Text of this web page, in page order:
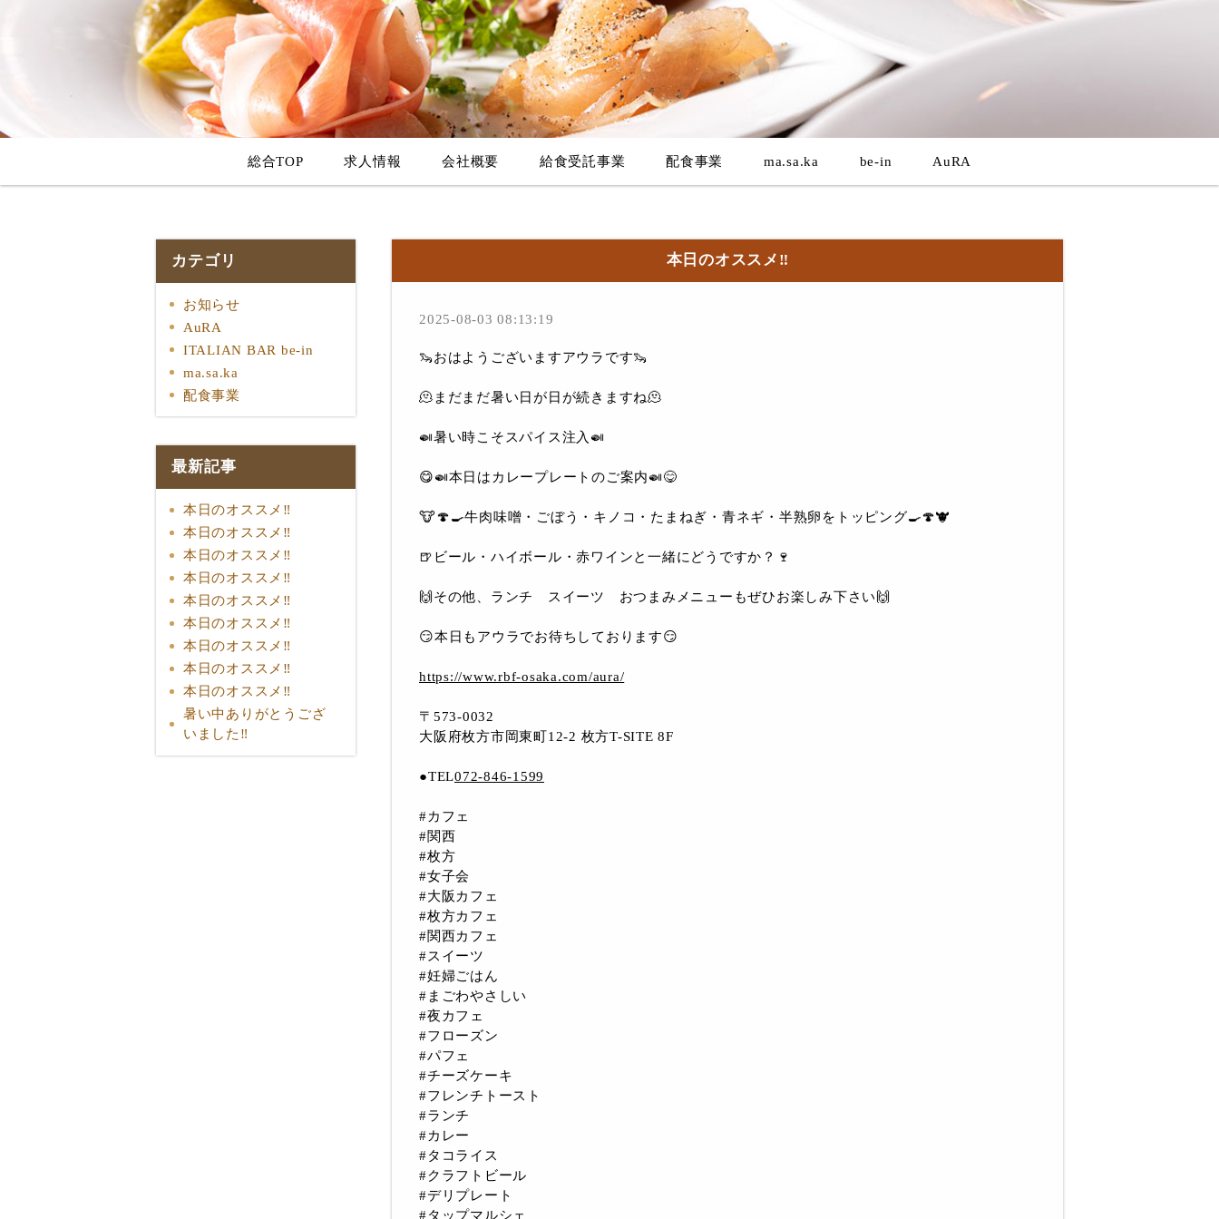
総合TOP 求人情報 会社概要 給食受託事業 配食事業 ma.sa.ka be-in AuRA
カテゴリ
お知らせ
AuRA
ITALIAN BAR be-in
ma.sa.ka
配食事業
最新記事
本日のオススメ‼︎
本日のオススメ‼︎
本日のオススメ‼︎
本日のオススメ‼︎
本日のオススメ‼︎
本日のオススメ‼︎
本日のオススメ‼︎
本日のオススメ‼︎
本日のオススメ‼︎
暑い中ありがとうござ
いました‼︎
本日のオススメ‼︎
2025-08-03 08:13:19
🦦おはようございますアウラです🦦
🫠まだまだ暑い日が日が続きますね🫠
🍛暑い時こそスパイス注入🍛
😋🍛本日はカレープレートのご案内🍛😋
🐮🍄🍳牛肉味噌・ごぼう・キノコ・たまねぎ・青ネギ・半熟卵をトッピング🍳🍄🐮
🍺ビール・ハイボール・赤ワインと一緒にどうですか？🍷
🙌その他、ランチ スイーツ おつまみメニューもぜひお楽しみ下さい🙌
😏本日もアウラでお待ちしております😏
https://www.rbf-osaka.com/aura/
〒573-0032
大阪府枚方市岡東町12-2 枚方T-SITE 8F
●TEL072-846-1599
#カフェ
#関西
#枚方
#女子会
#大阪カフェ
#枚方カフェ
#関西カフェ
#スイーツ
#妊婦ごはん
#まごわやさしい
#夜カフェ
#フローズン
#パフェ
#チーズケーキ
#フレンチトースト
#ランチ
#カレー
#タコライス
#クラフトビール
#デリプレート
#タップマルシェ